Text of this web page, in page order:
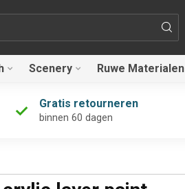
Scenery Ruwe Materialen
Gratis retourneren
binnen 60 dagen